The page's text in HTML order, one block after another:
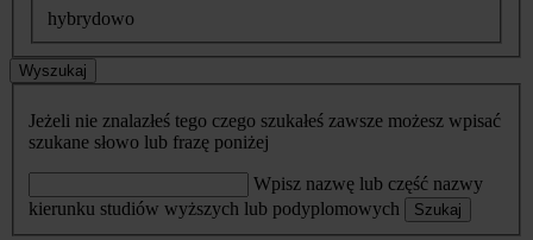
hybrydowo
Wyszukaj
Jeżeli nie znalazłeś tego czego szukałeś zawsze możesz wpisać
szukane słowo lub frazę poniżej
Wpisz nazwę lub część nazwy
kierunku studiów wyższych lub podyplomowych
Szukaj